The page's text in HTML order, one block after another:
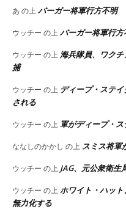
あ の上 バーガー将軍行方不明
ウッチー の上 バーガー将軍行方
ウッチー の上 海兵隊員、ワク
捕
ウッチー の上 ディープ・ステ
される
ウッチー の上 軍がディープ・ス
ななしのかかし の上 スミス将軍
ウッチー の上 JAG、元公衆衛
ウッチー の上 ホワイト・ハッ
無力化する